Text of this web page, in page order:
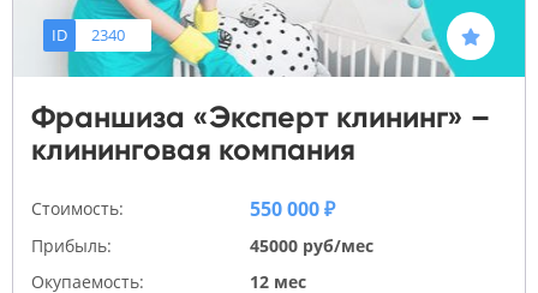
ID 2340
Франшиза «Эксперт клининг» –
клининговая компания
Стоимость: 550 000 ₽
Прибыль:
45000 руб/мес
Окупаемость:
12 мес